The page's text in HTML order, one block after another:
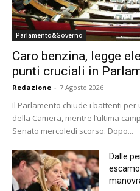
Parlamento&Governo
Caro benzina, legge
punti cruciali in
Redazione - 7 Agosto 2026
Il Parlamento chiude i battenti per
della Camera, mentre l’ultima
Senato mercoledì scorso. Dopo...
Dalle